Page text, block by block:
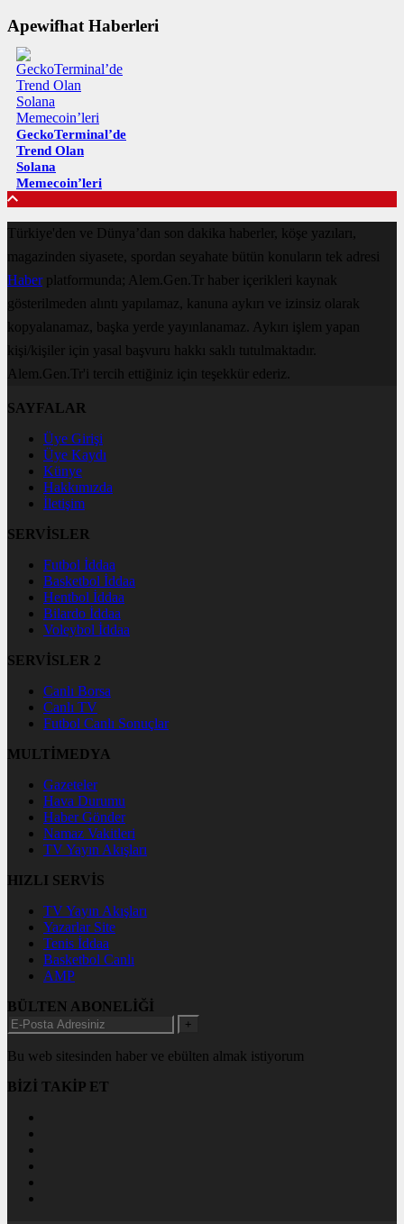
Apewifhat Haberleri
GeckoTerminal’de
Trend Olan
Solana
Memecoin’leri
Türkiye'den ve Dünya’dan son dakika haberler, köşe yazıları,
magazinden siyasete, spordan seyahate bütün konuların tek adresi
Haberplatformunda; Alem.Gen.Tr haber içerikleri kaynak
gösterilmeden alıntı yapılamaz, kanuna aykırı ve izinsiz olarak
kopyalanamaz, başka yerde yayınlanamaz. Aykırı işlem yapan
kişi/kişiler için yasal başvuru hakkı saklı tutulmaktadır.
Alem.Gen.Tr'i tercih ettiğiniz için teşekkür ederiz.
SAYFALAR
Üye Girişi
Üye Kaydı
Künye
Hakkımızda
İletişim
SERVİSLER
Futbol İddaa
Basketbol İddaa
Hentbol İddaa
Bilardo İddaa
Voleybol İddaa
SERVİSLER 2
Canlı Borsa
Canlı TV
Futbol Canlı Sonuçlar
MULTİMEDYA
Gazeteler
Hava Durumu
Haber Gönder
Namaz Vakitleri
TV Yayın Akışları
HIZLI SERVİS
TV Yayın Akışları
Yazarlar Site
Tenis İddaa
Basketbol Canlı
AMP
BÜLTEN ABONELİĞİ
+
Bu web sitesinden haber ve ebülten almak istiyorum
BİZİ TAKİP ET